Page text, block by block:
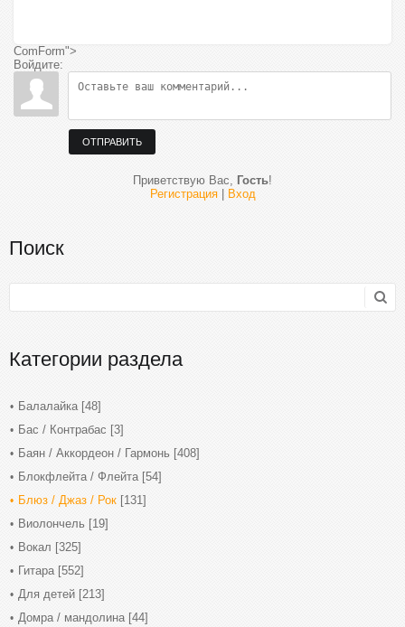
ComForm">
Войдите:
ОТПРАВИТЬ
Приветствую Вас, Гость!
Регистрация| Вход
Поиск
Категории раздела
Балалайка [48]
Бас / Контрабас [3]
Баян / Аккордеон / Гармонь [408]
Блокфлейта / Флейта [54]
Блюз / Джаз / Рок [131]
Виолончель [19]
Вокал [325]
Гитара [552]
Для детей [213]
Домра / мандолина [44]